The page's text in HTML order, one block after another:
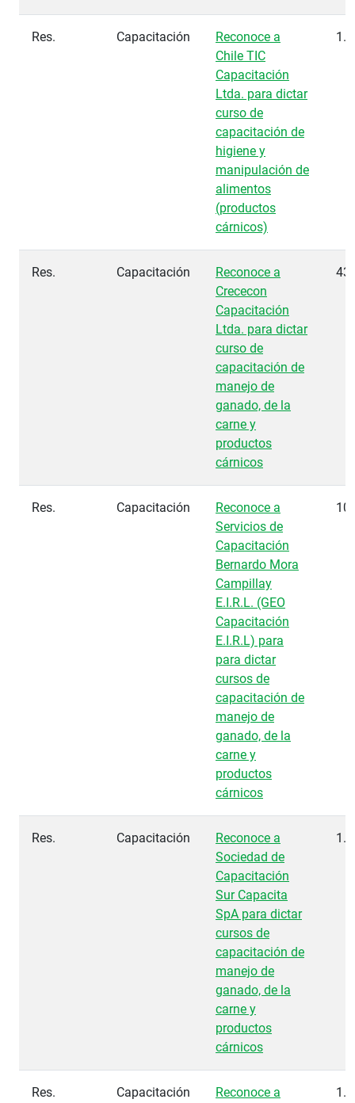
Res. Capacitación
Reconoce a
Chile TIC
Capacitación
Ltda. para dictar
curso de
capacitación de
higiene y
manipulación de
alimentos
(productos
cárnicos)
Res. Capacitación
Reconoce a
Crececon
Capacitación
Ltda. para dictar
curso de
capacitación de
manejo de
ganado, de la
carne y
productos
cárnicos
Res. Capacitación
Reconoce a
Servicios de
Capacitación
Bernardo Mora
Campillay
E.I.R.L. (GEO
Capacitación
E.I.R.L) para
para dictar
cursos de
capacitación de
manejo de
ganado, de la
carne y
productos
cárnicos
Res. Capacitación
Reconoce a
Sociedad de
Capacitación
Sur Capacita
SpA para dictar
cursos de
capacitación de
manejo de
ganado, de la
carne y
productos
cárnicos
Res. Capacitación
Reconoce a